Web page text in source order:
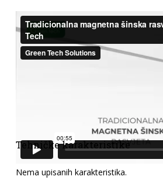
Tehničke karakteristike
Nema upisanih karakteristika.